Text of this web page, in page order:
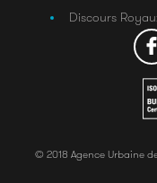
Discours
© 2018 Agence Urbaine